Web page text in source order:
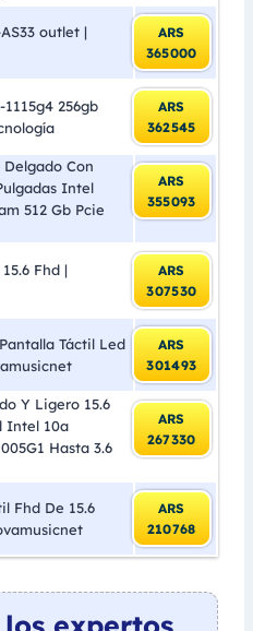
outlet |
ARS
365000
256gb
ARS
362545
Con
Intel
512 Gb Pcie
ARS
355093
Fhd |
ARS
307530
Táctil Led
ARS
301493
Y Ligero 15.6
Intel 10a
Hasta 3.6
ARS
267330
Fhd De 15.6
ARS
210768